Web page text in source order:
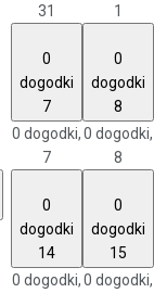
31
1
0
dogodki
7
0 dogodki,
7
0
dogodki
8
0 dogodki,
8
0
dogodki
14
0 dogodki,
0
dogodki
15
0 dogodki,